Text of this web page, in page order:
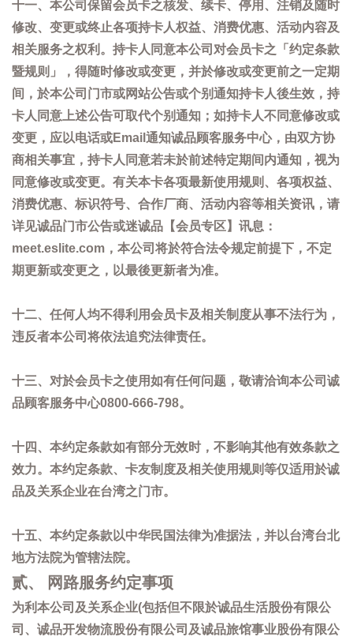
十一、本公司保留会员卡之核发、续卡、停用、注销及随时
修改、变更或终止各项持卡人权益、消费优惠、活动内容及
相关服务之权利。持卡人同意本公司对会员卡之「约定条款
暨规则」，得随时修改或变更，并於修改或变更前之一定期
间，於本公司门市或网站公告或个别通知持卡人後生效，持
卡人同意上述公告可取代个别通知；如持卡人不同意修改或
变更，应以电话或Email通知诚品顾客服务中心，由双方协
商相关事宜，持卡人同意若未於前述特定期间内通知，视为
同意修改或变更。有关本卡各项最新使用规则、各项权益、
消费优惠、标识符号、合作厂商、活动内容等相关资讯，请
详见诚品门市公告或迷诚品【会员专区】讯息：
meet.eslite.com，本公司将於符合法令规定前提下，不定
期更新或变更之，以最後更新者为准。
十二、任何人均不得利用会员卡及相关制度从事不法行为，
违反者本公司将依法追究法律责任。
十三、对於会员卡之使用如有任何问题，敬请洽询本公司诚
品顾客服务中心0800-666-798。
十四、本约定条款如有部分无效时，不影响其他有效条款之
效力。本约定条款、卡友制度及相关使用规则等仅适用於诚
品及关系企业在台湾之门市。
十五、本约定条款以中华民国法律为准据法，并以台湾台北
地方法院为管辖法院。
贰、 网路服务约定事项
为利本公司及关系企业(包括但不限於诚品生活股份有限公
司、诚品开发物流股份有限公司及诚品旅馆事业股份有限公